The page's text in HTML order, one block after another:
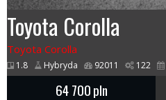
Toyota Corolla
Toyota Corolla
1.8 Hybryda 92011 122
64 700pln